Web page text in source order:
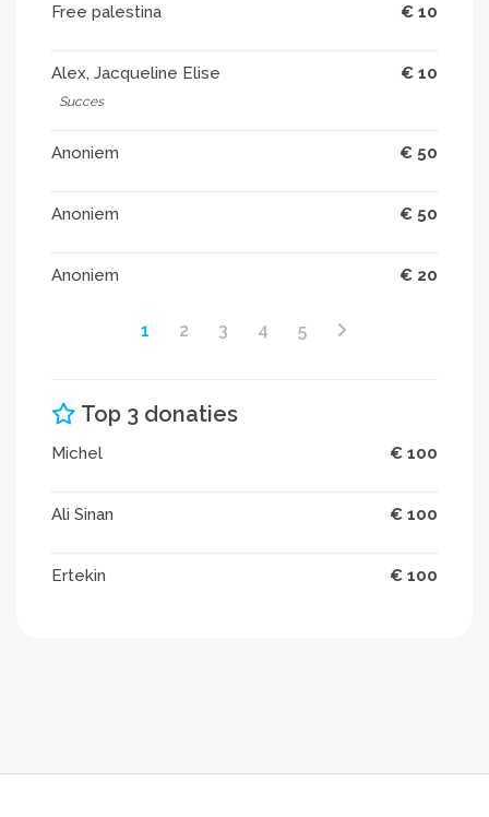
Free palestina € 10
Alex, Jacqueline Elise € 10
Succes
Anoniem € 50
Anoniem € 50
Anoniem € 20
1 2 3 4 5
Top 3 donaties
Michel € 100
Ali Sinan € 100
Ertekin € 100